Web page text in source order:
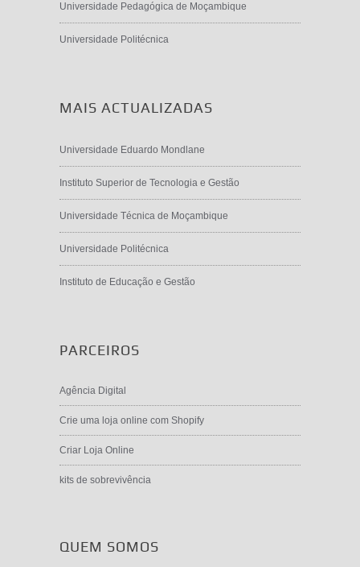
Universidade Pedagógica de Moçambique
Universidade Politécnica
MAIS ACTUALIZADAS
Universidade Eduardo Mondlane
Instituto Superior de Tecnologia e Gestão
Universidade Técnica de Moçambique
Universidade Politécnica
Instituto de Educação e Gestão
PARCEIROS
Agência Digital
Crie uma loja online com Shopify
Criar Loja Online
kits de sobrevivência
QUEM SOMOS